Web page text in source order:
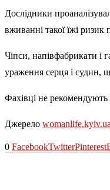
Дослідники
вживанні такої їжі ризик
Чіпси, напівфабрикати і
ураження серця і судин,
Фахівці не
Джерело womanlife.kyiv.ua
0 FacebookTwitterPinterest